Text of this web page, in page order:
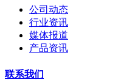
公司动态
行业资讯
媒体报道
产品资讯
联系我们